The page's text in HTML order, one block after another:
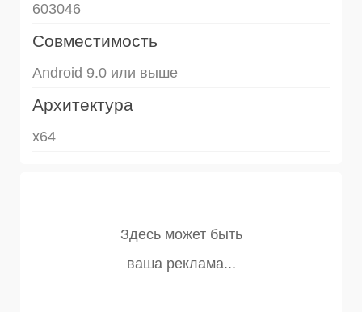
603046
Совместимость
Android 9.0 или выше
Архитектура
x64